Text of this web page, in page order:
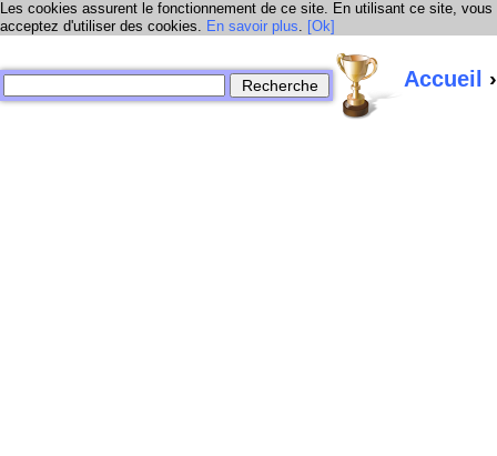
Les cookies assurent le fonctionnement de ce site. En utilisant ce site, vous
acceptez d'utiliser des cookies. En savoir plus. [Ok]
Accueil